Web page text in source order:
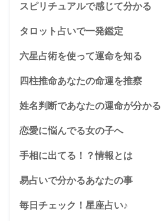
スピリチュアルで感じて分かる
タロット占いで一発鑑定
六星占術を使って運命を知る
四柱推命あなたの命運を推察
姓名判断であなたの運命が分かる
恋愛に悩んでる女の子へ
手相に出てる！？情報とは
易占いで分かるあなたの事
毎日チェック！星座占い♪